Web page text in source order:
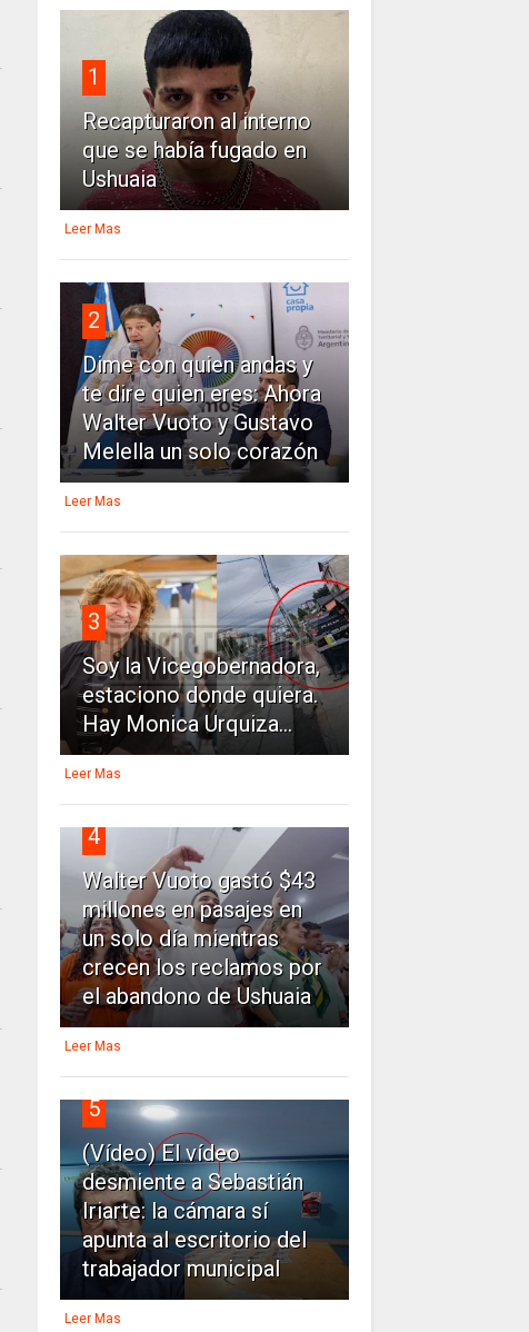
1
Recapturaron al interno
que se había fugado en
Ushuaia
Leer Mas
2
Dime con quien andas y
te dire quien eres: Ahora
Walter Vuoto y Gustavo
Melella un solo corazón
Leer Mas
3
Soy la Vicegobernadora,
estaciono donde quiera.
Hay Monica Urquiza...
Leer Mas
4
Walter Vuoto gastó $43
millones en pasajes en
un solo día mientras
crecen los reclamos por
el abandono de Ushuaia
Leer Mas
5
(Vídeo) El vídeo
desmiente a Sebastián
Iriarte: la cámara sí
apunta al escritorio del
trabajador municipal
Leer Mas